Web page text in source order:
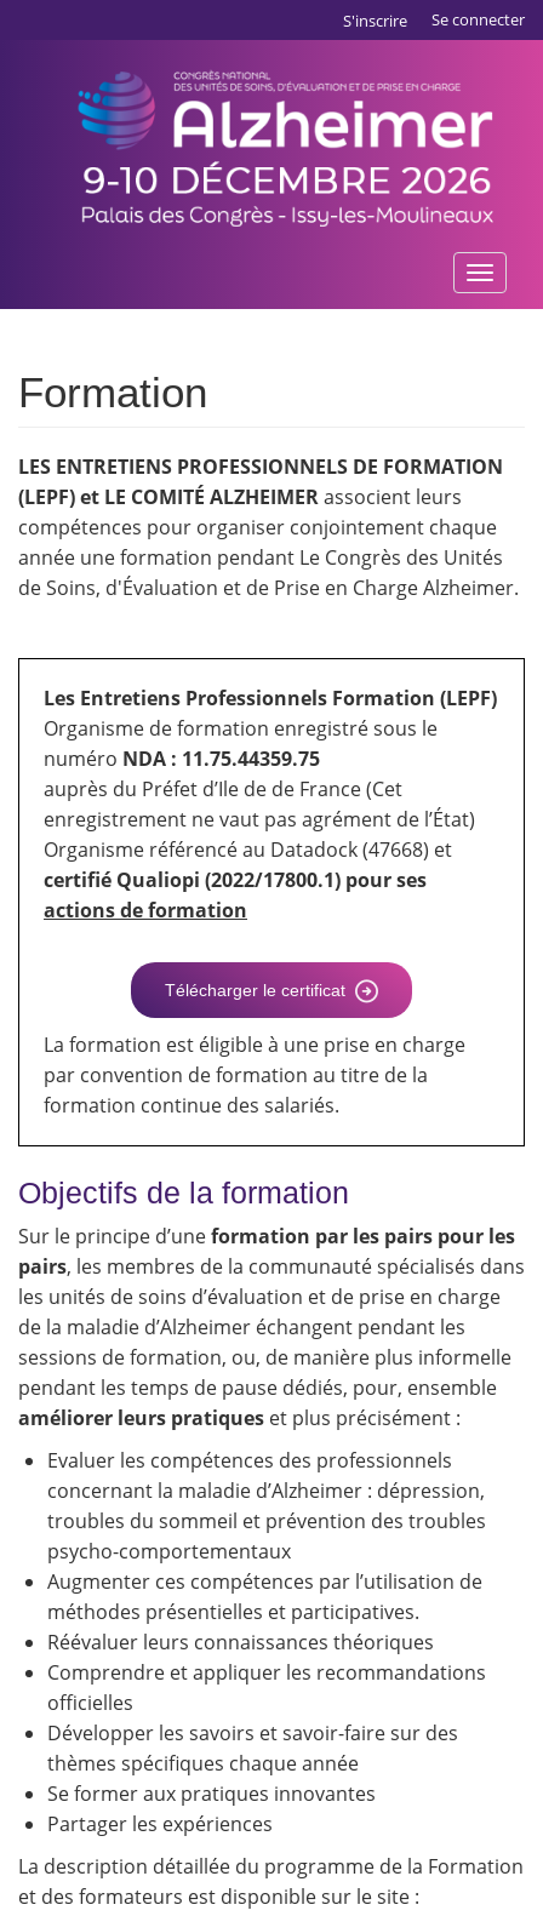
principal
S'inscrire Se connecter
Toggle
Formation
LES ENTRETIENS PROFESSIONNELS DE FORMATION
(LEPF) et LE COMITÉ ALZHEIMERassocient leurs
compétences pour organiser conjointement chaque
année une formation pendant Le Congrès des Unités
de Soins, d'Évaluation et de Prise en Charge Alzheimer.
Les Entretiens Professionnels Formation (LEPF)
Organisme de formation enregistré sous le
numéro NDA : 11.75.44359.75
auprès du Préfet d’Ile de de France (Cet
enregistrement ne vaut pas agrément de l’État)
Organisme référencé au Datadock (47668) et
certifié Qualiopi (2022/17800.1) pour ses
actions de formation
Télécharger le certificat
La formation est éligible à une prise en charge
par convention de formation au titre de la
formation continue des salariés.
Objectifs de la formation
Sur le principe d’uneformation par les pairs pour les
pairs, les membres de la communauté spécialisés dans
les unités de soins d’évaluation et de prise en charge
de la maladie d’Alzheimer échangent pendant les
sessions de formation, ou, de manière plus informelle
pendant les temps de pause dédiés, pour, ensemble
améliorer leurs pratiques et plus précisément :
Evaluer les compétences des professionnels
concernant la maladie d’Alzheimer : dépression,
troubles du sommeil et prévention des troubles
psycho-comportementaux
Augmenter ces compétences par l’utilisation de
méthodes présentielles et participatives.
Réévaluer leurs connaissances théoriques
Comprendre et appliquer les recommandations
officielles
Développer les savoirs et savoir-faire sur des
thèmes spécifiques chaque année
Se former aux pratiques innovantes
Partager les expériences
La description détaillée du programme de la Formation
et des formateurs est disponible sur le site :